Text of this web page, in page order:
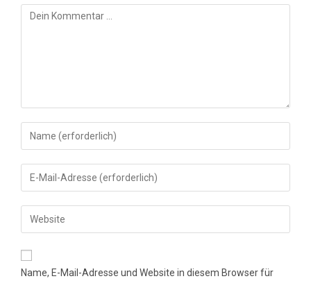
Kommentar
Gib
deinen
Namen
oder
zum
Kommentieren
ein
Gib
deine
E-
Mail-
zum
Kommentieren
Gib
deine
Website-
Name, E-Mail-Adresse und Website in diesem Browser für